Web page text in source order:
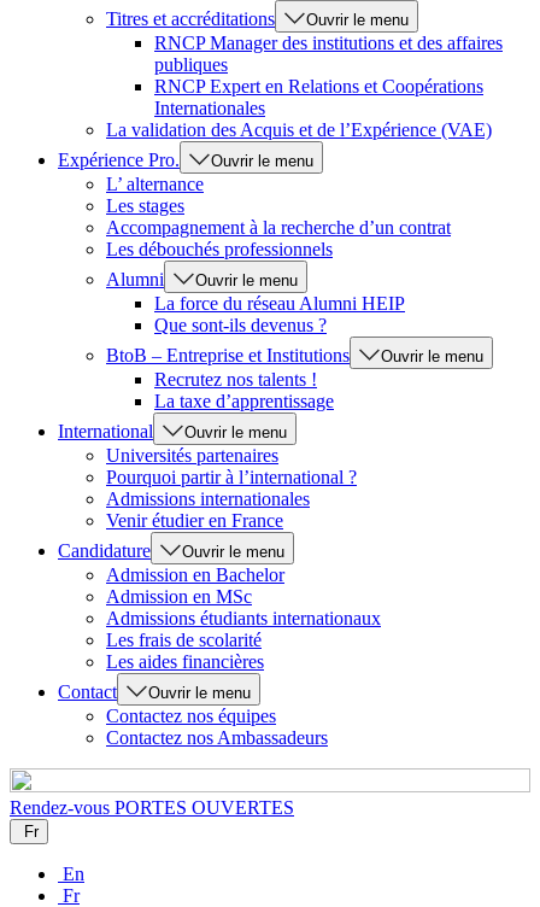
Titres et accréditations
Ouvrir le menu
RNCP Manager des institutions et des affaires
publiques
RNCP Expert en Relations et Coopérations
Internationales
La validation des Acquis et de l’Expérience (VAE)
Expérience Pro.
Ouvrir le menu
L’ alternance
Les stages
Accompagnement à la recherche d’un contrat
Les débouchés professionnels
Alumni
Ouvrir le menu
La force du réseau Alumni HEIP
Que sont-ils devenus ?
BtoB – Entreprise et Institutions
Ouvrir le menu
Recrutez nos talents !
La taxe d’apprentissage
International
Ouvrir le menu
Universités partenaires
Pourquoi partir à l’international ?
Admissions internationales
Venir étudier en France
Candidature
Ouvrir le menu
Admission en Bachelor
Admission en MSc
Admissions étudiants internationaux
Les frais de scolarité
Les aides financières
Contact
Ouvrir le menu
Contactez nos équipes
Contactez nos Ambassadeurs
Rendez-vous PORTES OUVERTES
Fr
En
Fr